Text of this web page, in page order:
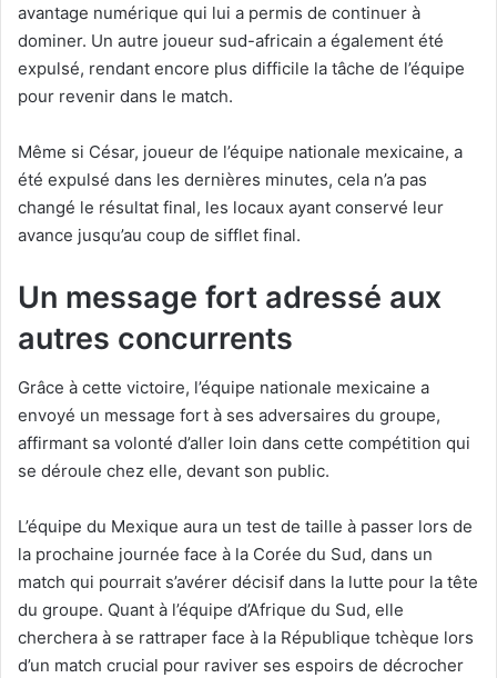
avantage numérique qui lui a permis de continuer à
dominer. Un autre joueur sud-africain a également été
expulsé, rendant encore plus difficile la tâche de l’équipe
pour revenir dans le match.
Même si César, joueur de l’équipe nationale mexicaine, a
été expulsé dans les dernières minutes, cela n’a pas
changé le résultat final, les locaux ayant conservé leur
avance jusqu’au coup de sifflet final.
Un message fort adressé aux
autres concurrents
Grâce à cette victoire, l’équipe nationale mexicaine a
envoyé un message fort à ses adversaires du groupe,
affirmant sa volonté d’aller loin dans cette compétition qui
se déroule chez elle, devant son public.
L’équipe du Mexique aura un test de taille à passer lors de
la prochaine journée face à la Corée du Sud, dans un
match qui pourrait s’avérer décisif dans la lutte pour la tête
du groupe. Quant à l’équipe d’Afrique du Sud, elle
cherchera à se rattraper face à la République tchèque lors
d’un match crucial pour raviver ses espoirs de décrocher